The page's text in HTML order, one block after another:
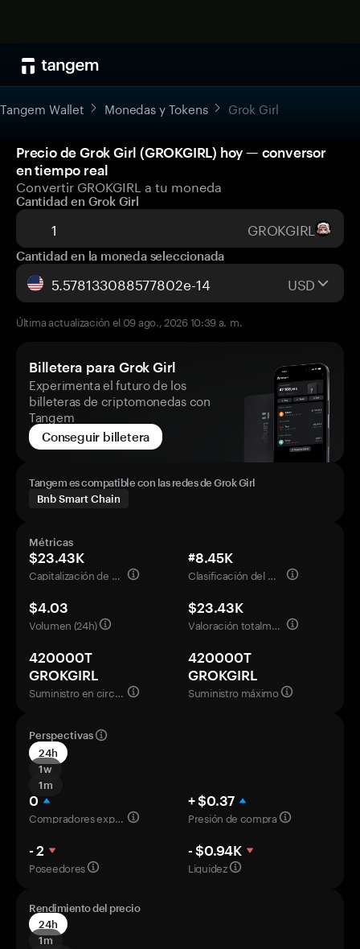
Tangem Wallet Monedas y Tokens Grok Girl
Precio de Grok Girl (GROKGIRL) hoy — conversor
en tiempo real
Convertir GROKGIRL a tu moneda
Cantidad en Grok Girl
GROKGIRL
Cantidad en la moneda seleccionada
USD
Última actualización el 09 ago., 2026 10:39 a. m.
Billetera para Grok Girl
Experimenta el futuro de los
billeteras de criptomonedas con
Tangem
Conseguir billetera
Tangem es compatible con las redes de Grok Girl
Bnb Smart Chain
Métricas
$23.43K
Capitalización de mercado
#8.45K
Clasificación del mercado
$4.03
Volumen (24h)
$23.43K
Valoración totalmente diluida
420000T
GROKGIRL
Suministro en circulación
420000T
GROKGIRL
Suministro máximo
Perspectivas
24h
1w
1m
0
Compradores experimentados
+ $0.37
Presión de compra
- 2
Poseedores
- $0.94K
Liquidez
Rendimiento del precio
24h
1m